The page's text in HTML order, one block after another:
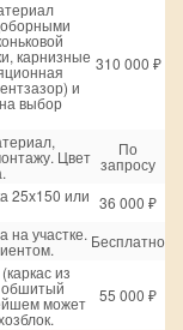
карнизные
и
выбор
310 000 ₽
Цвет По
запросу
25х150 или 36 000 ₽
на участке. Бесплатно
из
обшитый
может 55 000 ₽